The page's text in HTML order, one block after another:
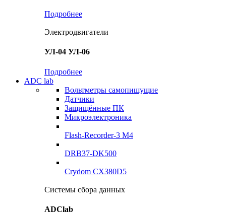
Подробнее
Электродвигатели
УЛ-04 УЛ-06
Подробнее
ADC lab
Вольтметры самопишущие
Датчики
Защищённые ПК
Микроэлектроника
Flash-Recorder-3 М4
DRB37-DK500
Crydom CX380D5
Системы сбора данных
ADClab